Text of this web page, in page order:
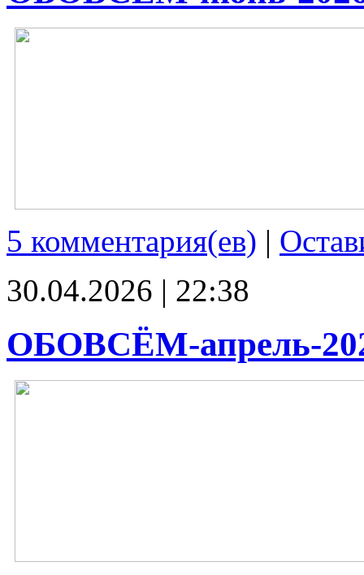
5 комментария(ев) |
30.04.2026 | 22:38
ОБОВСЁМ-апрель-